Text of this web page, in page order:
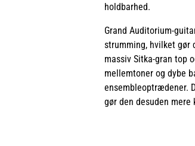
holdbarhed.
Grand Auditorium-
strumming, hvilket gør
massiv Sitka-gran top
mellemtoner og dybe
ensembleoptrædener.
gør den desuden